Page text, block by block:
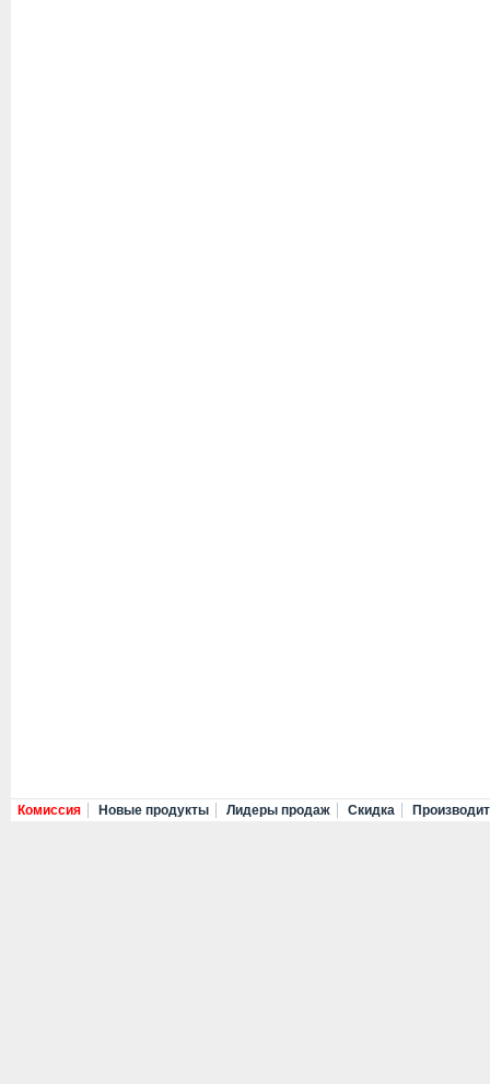
Комиссия Новые продукты Лидеры продаж Скидка